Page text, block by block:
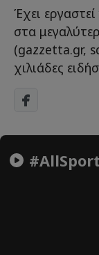
Έχει
στα
(gazzetta.gr,
χιλιάδες